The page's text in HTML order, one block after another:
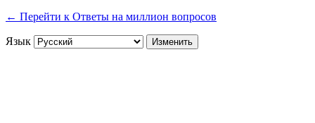
← Перейти к Ответы на миллион вопросов
Язык